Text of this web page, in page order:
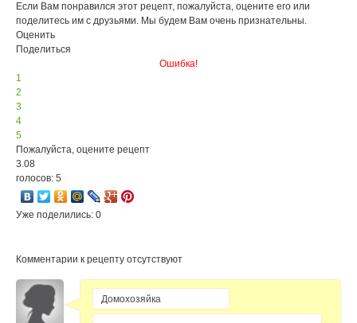
Если Вам понравился этот рецепт, пожалуйста, оцените его или
поделитесь им с друзьями. Мы будем Вам очень признательны.
Оценить
Поделиться
Ошибка!
1
2
3
4
5
Пожалуйста, оцените рецепт
3.08
голосов: 5
Уже поделились: 0
Комментарии к рецепту отсутствуют